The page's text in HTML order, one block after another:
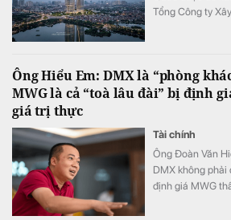
Tổng Công ty
Ông Hiểu Em: DMX là “phòng
MWG là cả “toà lâu đài” bị định
giá trị thực
Tài chính
Ông Đoàn Văn
DMX không phải
định giá MWG